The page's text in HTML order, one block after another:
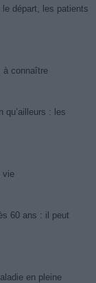
départ, les patients
à connaître
qu’ailleurs : les
vie
60 ans : il peut
en pleine